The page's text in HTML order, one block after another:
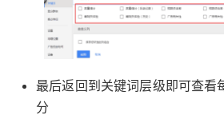
最后返回到关键词层级即可查看
分